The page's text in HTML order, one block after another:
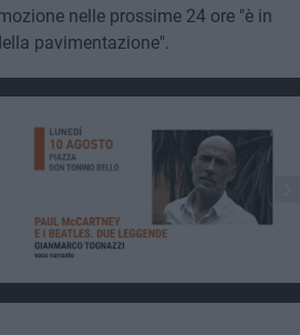
nelle prossime 24 ore "è in
pavimentazione".